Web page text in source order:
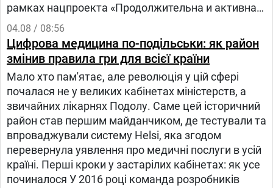
рамках нацпроекта «Продолжительна и активная
жизнь», запущенного по инициативе Президента
Владимира Путина.— Детская медицина стала
доступна в западной части Южно-Сахалинска.
Это удобно для семей, которые проживают в
близлежащих районах. Кроме того, мы разгрузим
главный корпус учреждения на улице
Емельянова. В этом году мы уже открыли филиал
детской поликлиники в Дальнем. К концу года
запустим поликлинику в Хомутово, где будут
обслуживать и детей, и взрослых. Ввод новых
объектов здравоохранения позволяет повышать
доступность и качество медицинской помощи, а
04.08 / 08:56
Цифрова медицина по-подільськи: як район
змінив правила гри для всієї країни
Мало хто пам'ятає, але революція у цій сфері
почалася не у великих кабінетах міністерств, а
звичайних лікарнях Подолу. Саме цей історичний
район став першим майданчиком, де тестували та
впроваджували систему Helsi, яка згодом
перевернула уявлення про медичні послуги в усій
країні. Перші кроки у застарілих кабінетах: як усе
починалося У 2016 році команда розробників